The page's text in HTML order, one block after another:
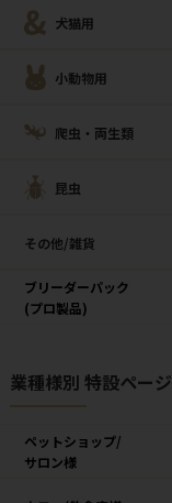
犬猫用
小動物用
爬虫・両生類
昆虫
その他/雑貨
ブリーダーパック
(プロ製品)
業種様別 特設ページ
ペットショップ/
サロン様